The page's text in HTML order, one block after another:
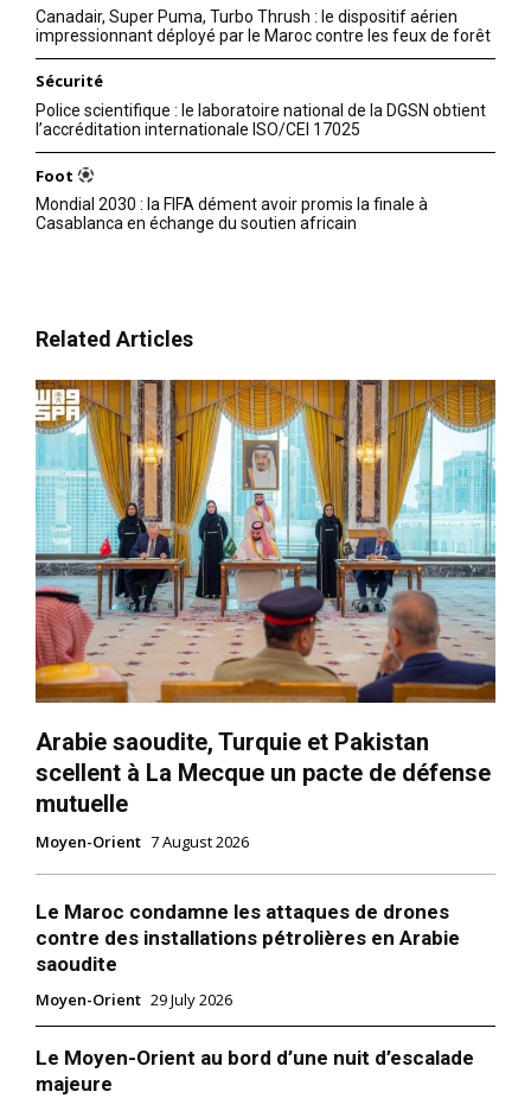
première étape d’une tournée
Proche-orientale qui le
mènera également en Égypte
et en Jordanie. Accueilli à
l’aéroport international…
Canadair, Super Puma, Turbo Thrush : le dispositif aérien
impressionnant déployé par le Maroc contre les feux de forêt
Sécurité
Police scientifique : le laboratoire national de la DGSN obtient
l’accréditation internationale ISO/CEI 17025
Foot
Mondial 2030 : la FIFA dément avoir promis la finale à
Casablanca en échange du soutien africain
Related Articles
Arabie saoudite, Turquie et Pakistan
scellent à La Mecque un pacte de défense
mutuelle
Moyen-Orient 7 August 2026
Le Maroc condamne les attaques de drones
contre des installations pétrolières en Arabie
saoudite
Moyen-Orient 29 July 2026
Le Moyen-Orient au bord d’une nuit d’escalade
majeure